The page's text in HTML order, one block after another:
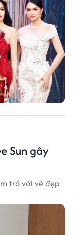
Sun gây
trồ với vẻ đẹp